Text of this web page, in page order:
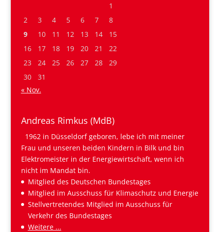
1
2
3 4 5 6 7
8
9
10 11 12 13 14
15
16
17 18 19 20 21
22
23
24 25 26 27 28
29
30
31
« Nov.
Andreas Rimkus (MdB)
1962 in Düsseldorf geboren, lebe ich mit meiner
Frau und unseren beiden Kindern in Bilk und bin
Elektromeister in der Energiewirtschaft, wenn ich
nicht im Mandat bin.
Mitglied des Deutschen Bundestages
Mitglied im Ausschuss für Klimaschutz und Energie
Stellvertretendes Mitglied im Ausschuss für
Verkehr des Bundestages
Weitere ...